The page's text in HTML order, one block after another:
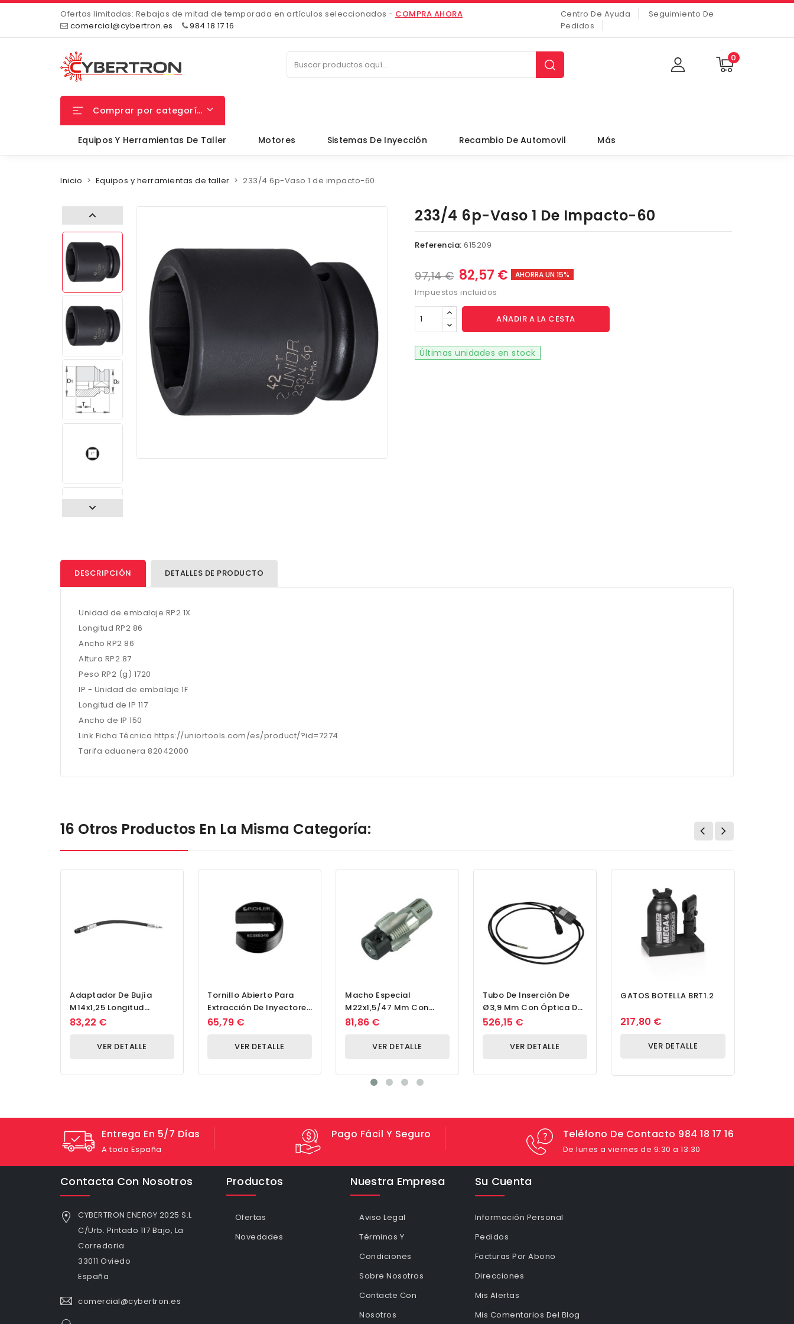
Ofertas limitadas: Rebajas de mitad de temporada en artículos seleccionados - COMPRA AHORA
comercial@cybertron.es
984 18 17 16
Centro De Ayuda
Seguimiento De
Pedidos
0
Comprar por categorías
Equipos Y Herramientas De Taller Motores Sistemas De Inyección Recambio De Automovil Más
Inicio Equipos y herramientas de taller 233/4 6p-Vaso 1 de impacto-60
233/4 6p-Vaso 1 De Impacto-60
Referencia: 615209
97,14 € 82,57 € AHORRA UN 15%
Impuestos incluidos
AÑADIR A LA CESTA
Últimas unidades en stock
DESCRIPCIÓN DETALLES DE PRODUCTO
Unidad de embalaje RP2 1X
Longitud RP2 86
Ancho RP2 86
Altura RP2 87
Peso RP2 (g) 1720
IP - Unidad de embalaje 1F
Longitud de IP 117
Ancho de IP 150
Link Ficha Técnica https://uniortools.com/es/product/?id=7274
Tarifa aduanera 82042000
16 Otros Productos En La Misma Categoría:
Adaptador De Bujía
M14x1,25 Longitud
370mm Acoplamiento
83,22 €
VER DETALLE
Tornillo Abierto Para
Extracción De Inyectores
Piezoeléctricos Bosch
65,79 €
VER DETALLE
Macho Especial
M22x1,5/47 Mm Con
Anillo Guía Para Sensor
81,86 €
VER DETALLE
Tubo De Inserción De
Ø3,9 Mm Con Óptica De
Visión Frontal
526,15 €
VER DETALLE
GATOS BOTELLA BRT1.2
217,80 €
VER DETALLE
Entrega En 5/7 Días
A toda España
Pago Fácil Y Seguro Teléfono De Contacto 984 18 17 16
De lunes a viernes de 9:30 a 13:30
Contacta Con Nosotros
CYBERTRON ENERGY 2025 S.L
C/Urb. Pintado 117 Bajo, La
Corredoria
33011 Oviedo
España
comercial@cybertron.es
Productos
Ofertas
Novedades
Nuestra Empresa
Aviso Legal
Términos Y
Condiciones
Sobre Nosotros
Contacte Con
Nosotros
Su Cuenta
Información Personal
Pedidos
Facturas Por Abono
Direcciones
Mis Alertas
Mis Comentarios Del Blog